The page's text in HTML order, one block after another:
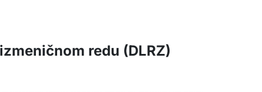
redu (DLRZ)